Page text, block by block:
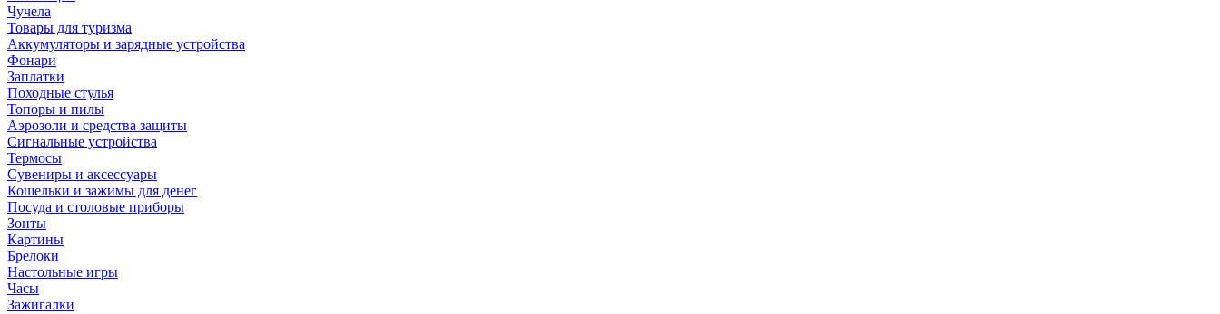
Чучела
Товары для туризма
Аккумуляторы и зарядные устройства
Фонари
Заплатки
Походные стулья
Топоры и пилы
Аэрозоли и средства защиты
Сигнальные устройства
Термосы
Сувениры и аксессуары
Кошельки и зажимы для денег
Посуда и столовые приборы
Зонты
Картины
Брелоки
Настольные игры
Часы
Зажигалки